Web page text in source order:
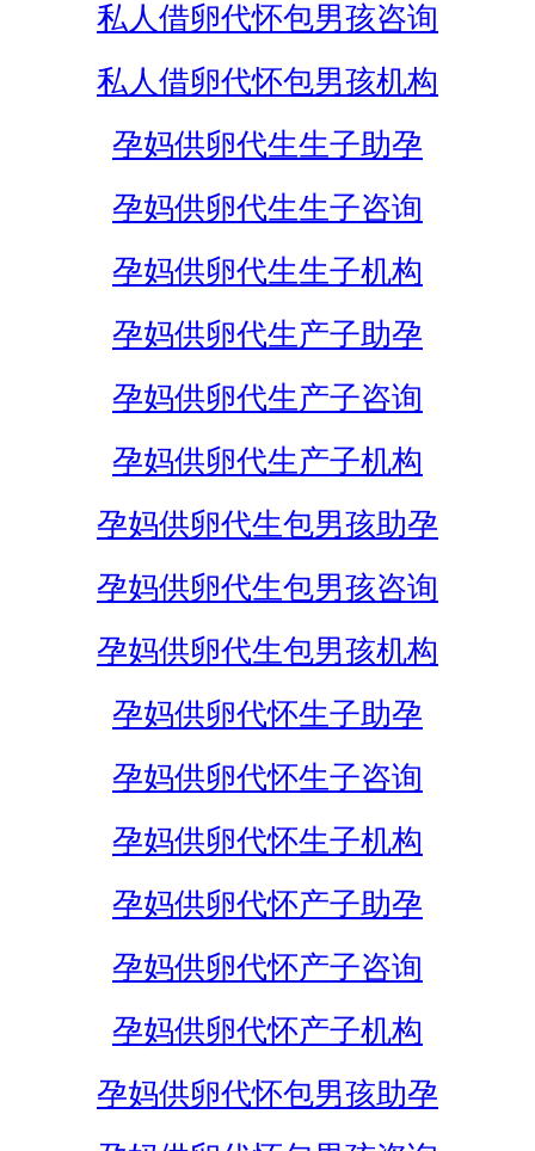
私人借卵代怀包男孩咨询
私人借卵代怀包男孩机构
孕妈供卵代生生子助孕
孕妈供卵代生生子咨询
孕妈供卵代生生子机构
孕妈供卵代生产子助孕
孕妈供卵代生产子咨询
孕妈供卵代生产子机构
孕妈供卵代生包男孩助孕
孕妈供卵代生包男孩咨询
孕妈供卵代生包男孩机构
孕妈供卵代怀生子助孕
孕妈供卵代怀生子咨询
孕妈供卵代怀生子机构
孕妈供卵代怀产子助孕
孕妈供卵代怀产子咨询
孕妈供卵代怀产子机构
孕妈供卵代怀包男孩助孕